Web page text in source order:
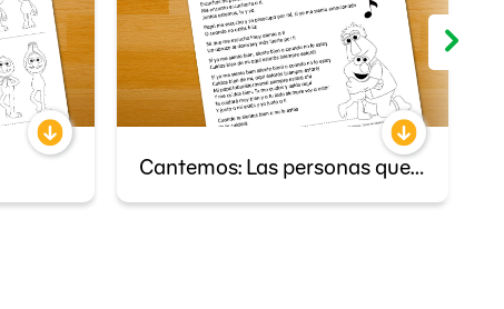
Cantemos: Las personas que me cuidan